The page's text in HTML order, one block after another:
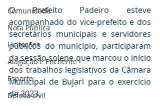
Comunidade
Nota Pública
Licitações
Alagação e Enchente
Esporte
Defesa civil
O Prefeito Padeiro esteve
acompanhado do vice-prefeito e dos
secretários municipais e servidores
públicos do município, participaram
da sessão solene que marcou o início
dos trabalhos legislativos da Câmara
Municipal de Bujari para o exercício
de 2023.